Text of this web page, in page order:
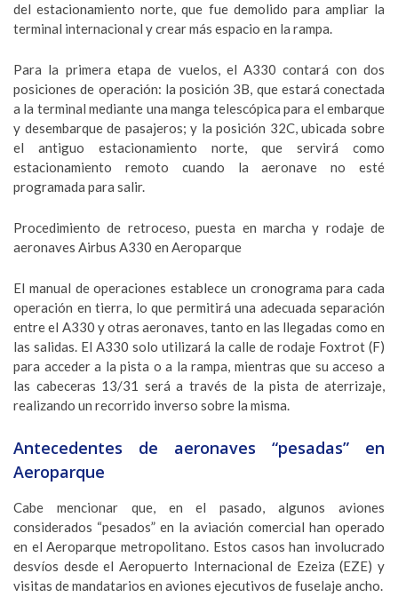
del estacionamiento norte, que fue demolido para ampliar la
terminal internacional y crear más espacio en la rampa.
Para la primera etapa de vuelos, el A330 contará con dos
posiciones de operación: la posición 3B, que estará conectada
a la terminal mediante una manga telescópica para el embarque
y desembarque de pasajeros; y la posición 32C, ubicada sobre
el antiguo estacionamiento norte, que servirá como
estacionamiento remoto cuando la aeronave no esté
programada para salir.
Procedimiento de retroceso, puesta en marcha y rodaje de
aeronaves Airbus A330 en Aeroparque
El manual de operaciones establece un cronograma para cada
operación en tierra, lo que permitirá una adecuada separación
entre el A330 y otras aeronaves, tanto en las llegadas como en
las salidas. El A330 solo utilizará la calle de rodaje Foxtrot (F)
para acceder a la pista o a la rampa, mientras que su acceso a
las cabeceras 13/31 será a través de la pista de aterrizaje,
realizando un recorrido inverso sobre la misma.
Antecedentes de aeronaves “pesadas” en
Aeroparque
Cabe mencionar que, en el pasado, algunos aviones
considerados “pesados” en la aviación comercial han operado
en el Aeroparque metropolitano. Estos casos han involucrado
desvíos desde el Aeropuerto Internacional de Ezeiza (EZE) y
visitas de mandatarios en aviones ejecutivos de fuselaje ancho.